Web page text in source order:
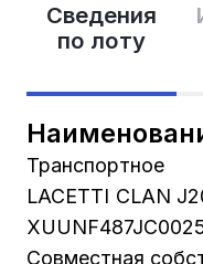
Сведения
по лоту
Транспортное
LACETTI CLAN
Совместная